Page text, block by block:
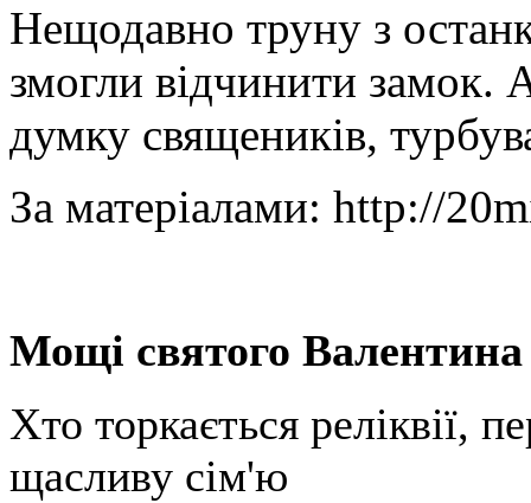
Нещодавно труну з
змогли відчинити замок.
думку священиків,
За матеріалами: http://
Мощі святого Валентина
Хто торкається реліквії,
щасливу сім'ю